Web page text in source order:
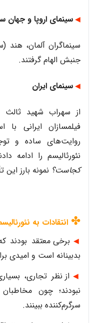
◀ سینمای اروپا و جهان
سینماگران آلمان، هند
جنبش الهام گرفتند.
◀ سینمای ایران
از سهراب شهید ثالث
فیلمسازان ایرانی با
روایت‌های ساده و
نئورئالیسم را ادامه
کجاست؟ نمونه بارز این
✤ انتقادات به
◀ برخی معتقد
بدبینانه است و امیدی
◀ از نظر تجاری،
نبودند؛ چون
سرگرم‌کننده ببینند.